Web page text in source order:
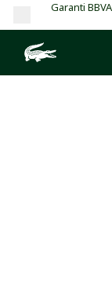
Garanti